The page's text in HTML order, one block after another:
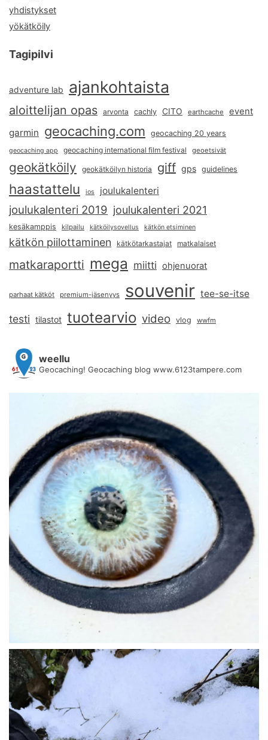
yhdistykset
yökätköily
Tagipilvi
adventure lab ajankohtaista
aloittelijan opas arvonta cachly CITO earthcache event
garmin geocaching.com geocaching 20 years
geocaching app geocaching international film festival geoetsivät
geokätköily geokätköilyn historia giff gps guidelines
haastattelu ios joulukalenteri
joulukalenteri 2019 joulukalenteri 2021
kesäkamppis kilpailu kätköilysovellus kätkön etsiminen
kätkön piilottaminen kätkötarkastajat matkalaiset
matkaraportti mega miitti ohjenuorat
parhaat kätköt premium-jäsenyys souvenir tee-se-itse
testi tilastot tuotearvio video vlog wwfm
weellu
Geocaching! Geocaching blog www.6123tampere.com